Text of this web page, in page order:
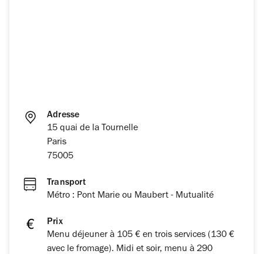
Adresse
15 quai de la Tournelle
Paris
75005
Transport
Métro : Pont Marie ou Maubert - Mutualité
Prix
Menu déjeuner à 105 € en trois services (130 €
avec le fromage). Midi et soir, menu à 290